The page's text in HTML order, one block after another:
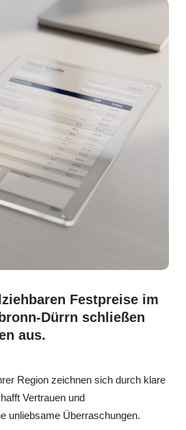
Festpreise im
Dürrn schließen
aus.
Region zeichnen sich durch klare
Vertrauen und
unliebsame Überraschungen.